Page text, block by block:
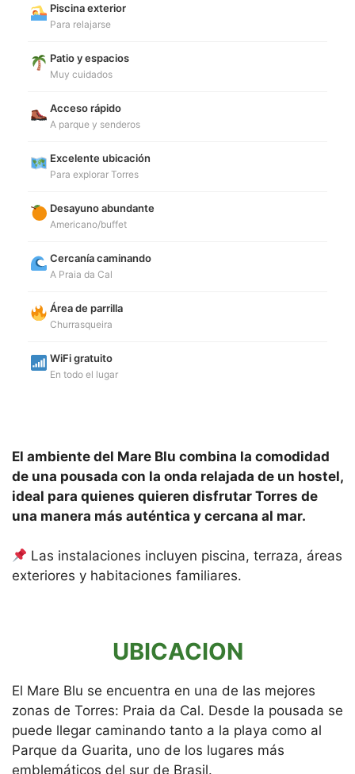
Piscina exterior
Para relajarse
Patio y espacios
Muy cuidados
Acceso rápido
A parque y senderos
Excelente ubicación
Para explorar Torres
Desayuno abundante
Americano/buffet
Cercanía caminando
A Praia da Cal
Área de parrilla
Churrasqueira
WiFi gratuito
En todo el lugar
El ambiente del Mare Blu combina la comodidad
de una pousada con la onda relajada de un hostel,
ideal para quienes quieren disfrutar Torres de
una manera más auténtica y cercana al mar.
Las instalaciones incluyen piscina, terraza, áreas
exteriores y habitaciones familiares.
UBICACION
El Mare Blu se encuentra en una de las mejores
zonas de Torres: Praia da Cal. Desde la pousada se
puede llegar caminando tanto a la playa como al
Parque da Guarita, uno de los lugares más
emblemáticos del sur de Brasil.